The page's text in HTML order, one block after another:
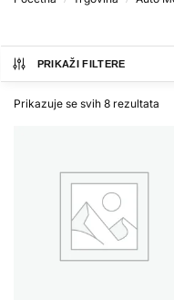
PRIKAŽI FILTERE
Prikazuje se svih 8 rezultata